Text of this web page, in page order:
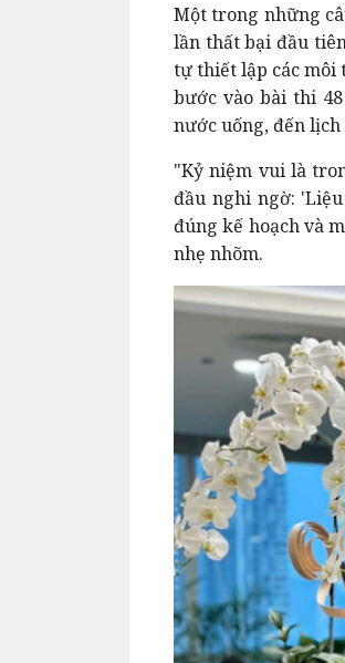
Một trong những
lần thất bại đầu
tự thiết lập các môi
bước vào bài thi
nước uống, đến
"Kỷ niệm vui là
đầu nghi ngờ:
đúng kế hoạch và
nhẹ nhõm.